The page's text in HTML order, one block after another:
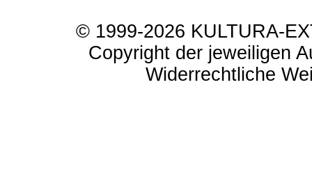
© 1999-2026 KULTURA-
Copyright der jeweiligen
Widerrechtliche